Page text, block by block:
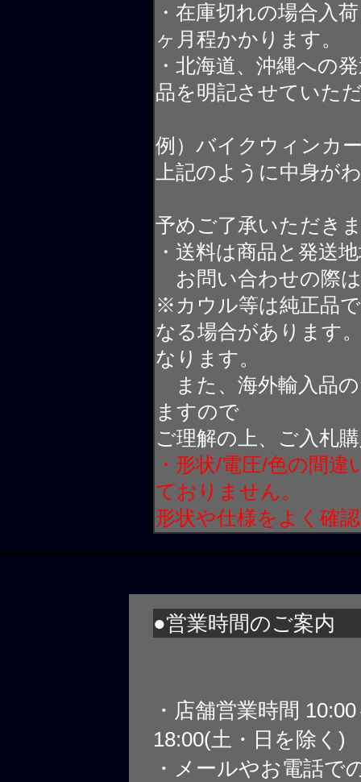
・在庫切れの場合入
ヶ月程かかります。
・北海道、沖縄への
品を明記させていた
例）バイクウィンカ
上記のように中身が
予めご了承いただき
・送料は商品と発送
お問い合わせの際
※カウル等は純正品
なる場合があります
なります。
また、海外輸入品
ますので
ご理解の上、ご入札
・形状/電圧/色の間
ておりません。
形状や仕様をよく確
●営業時間のご案内
・店舗営業時間
18:00(土・日を除く)
・メールやお電話で